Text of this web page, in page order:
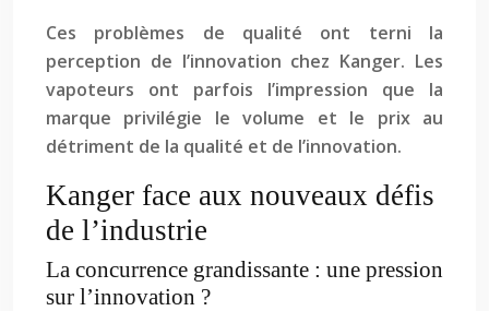
Ces problèmes de qualité ont terni la
perception de l’innovation chez Kanger. Les
vapoteurs ont parfois l’impression que la
marque privilégie le volume et le prix au
détriment de la qualité et de l’innovation.
Kanger face aux nouveaux défis
de l’industrie
La concurrence grandissante : une pression
sur l’innovation ?